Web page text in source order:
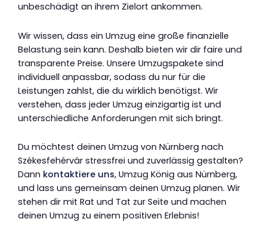
unbeschädigt an ihrem Zielort ankommen.
Wir wissen, dass ein Umzug eine große finanzielle
Belastung sein kann. Deshalb bieten wir dir faire und
transparente Preise. Unsere Umzugspakete sind
individuell anpassbar, sodass du nur für die
Leistungen zahlst, die du wirklich benötigst. Wir
verstehen, dass jeder Umzug einzigartig ist und
unterschiedliche Anforderungen mit sich bringt.
Du möchtest deinen Umzug von Nürnberg nach
Székesfehérvár stressfrei und zuverlässig gestalten?
Dann kontaktiere uns, Umzug König aus Nürnberg,
und lass uns gemeinsam deinen Umzug planen. Wir
stehen dir mit Rat und Tat zur Seite und machen
deinen Umzug zu einem positiven Erlebnis!